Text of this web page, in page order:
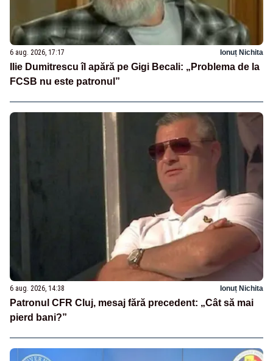
6 aug. 2026, 17:17 Ionuț Nichita
Ilie Dumitrescu îl apără pe Gigi Becali: „Problema de la
FCSB nu este patronul”
6 aug. 2026, 14:38 Ionuț Nichita
Patronul CFR Cluj, mesaj fără precedent: „Cât să mai
pierd bani?”